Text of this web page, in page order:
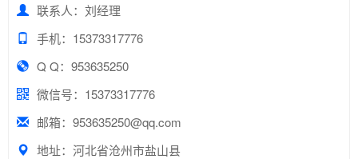
联系人：刘经理
手机：15373317776
Q Q：953635250
微信号：15373317776
邮箱：953635250@qq.com
地址：河北省沧州市盐山县